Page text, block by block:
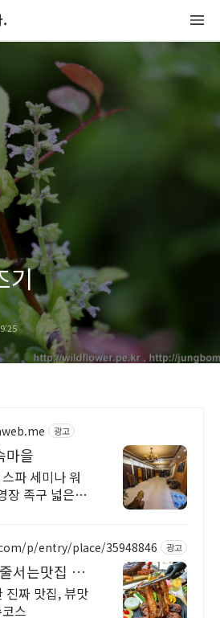
.
기
광고
마을
파 세미나 워
구 넓은정
p/entry/place/35948846 광고
서는맛집 뷰
진짜 맛집, 뷰맛
스